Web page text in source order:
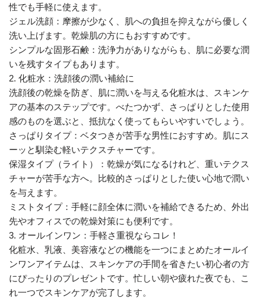
性でも手軽に使えます。
ジェル洗顔：摩擦が少なく、肌への負担を抑えながら優しく
洗い上げます。乾燥肌の方にもおすすめです。
シンプルな固形石鹸：洗浄力がありながらも、肌に必要な潤
いを残すタイプもあります。
2. 化粧水：洗顔後の潤い補給に
洗顔後の乾燥を防ぎ、肌に潤いを与える化粧水は、スキンケ
アの基本のステップです。べたつかず、さっぱりとした使用
感のものを選ぶと、抵抗なく使ってもらいやすいでしょう。
さっぱりタイプ：ベタつきが苦手な男性におすすめ。肌にス
ーッと馴染む軽いテクスチャーです。
保湿タイプ（ライト）：乾燥が気になるけれど、重いテクス
チャーが苦手な方へ。比較的さっぱりとした使い心地で潤い
を与えます。
ミストタイプ：手軽に顔全体に潤いを補給できるため、外出
先やオフィスでの乾燥対策にも便利です。
3. オールインワン：手軽さ重視ならコレ！
化粧水、乳液、美容液などの機能を一つにまとめたオールイ
ンワンアイテムは、スキンケアの手間を省きたい初心者の方
にぴったりのプレゼントです。忙しい朝や疲れた夜でも、こ
れ一つでスキンケアが完了します。